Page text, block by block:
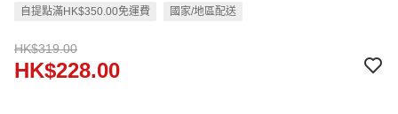
自提點滿HK$350.00免運費 國家/地區配送
HK$319.00
HK$228.00